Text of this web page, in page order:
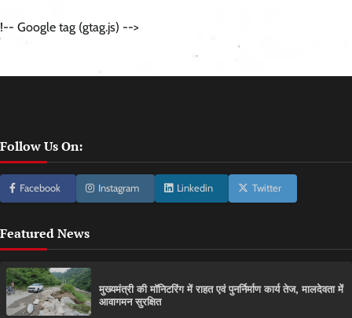
!-- Google tag (gtag.js) -->
Follow Us On:
Facebook Instagram Linkedin Twitter
Featured News
मुख्यमंत्री की मॉनिटरिंग में राहत एवं पुनर्निर्माण कार्य तेज, मालदेवता में
आवागमन सुरक्षित